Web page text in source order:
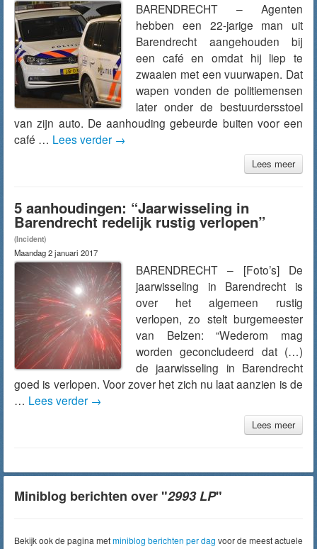
BARENDRECHT – Agenten
hebben een 22-jarige man uit
Barendrecht aangehouden bij
een café en omdat hij liep te
zwaaien met een vuurwapen. Dat
wapen vonden de politiemensen
later onder de bestuurdersstoel
van zijn auto. De aanhouding gebeurde buiten voor een
café … Lees verder →
Lees meer
5 aanhoudingen: “Jaarwisseling in
Barendrecht redelijk rustig verlopen”
(Incident)
Maandag 2 januari 2017
BARENDRECHT – [Foto’s] De
jaarwisseling in Barendrecht is
over het algemeen rustig
verlopen, zo stelt burgemeester
van Belzen: “Wederom mag
worden geconcludeerd dat (…)
de jaarwisseling in Barendrecht
goed is verlopen. Voor zover het zich nu laat aanzien is de
… Lees verder →
Lees meer
Miniblog berichten over "2993 LP"
Bekijk ook de pagina metminiblog berichten per dag voor de meest actuele